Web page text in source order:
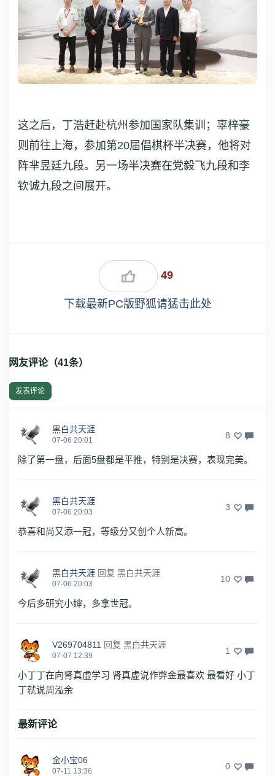
这之后，丁浩赶赴杭州参加国家队集训；辜梓豪
则前往上海，参加第20届倡棋杯半决赛，他将对
阵芈昱廷九段。另一场半决赛在党毅飞九段和李
钦诚九段之间展开。
49
下载最新PC版野狐请猛击此处
网友评论（41条）
发表评论
黑白共天涯
07-06 20:01 8
除了第一盘，后面5盘都是平推，特别是决赛，表现完美。
黑白共天涯
07-06 20:03 3
恭喜和尚又添一冠，等级分又创个人新高。
黑白共天涯 回复 黑白共天涯
07-06 20:03 10
今后多研究小婶，多拿世冠。
V269704811 回复 黑白共天涯
07-07 12:39 1
小丁丁在向肾真虚学习 肾真虚说作弊金最喜欢 最看好 小丁
丁就说周泓余
最新评论
金小宝06
07-11 13:36 0